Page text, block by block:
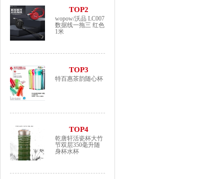
TOP2
wopow/沃品 LC007
数据线一拖三 红色
1米
TOP3
特百惠茶韵随心杯
TOP4
乾唐轩活瓷杯大竹
节双层350毫升随
身杯水杯